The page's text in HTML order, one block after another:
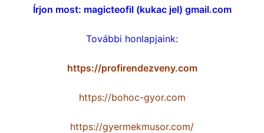
Írjon most: magicteofil (kukac jel) gmail.com
További honlapjaink:
https://profirendezveny.com
https://bohoc-gyor.com
https://gyermekmusor.com/